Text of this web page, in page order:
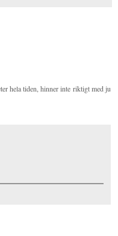
hela tiden, hinner inte riktigt med ju